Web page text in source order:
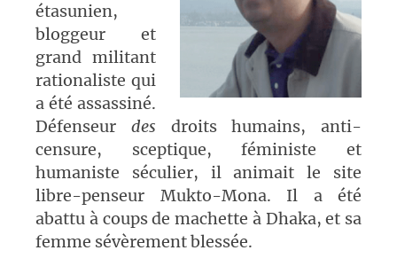
étasunien,
bloggeur et
grand militant
rationaliste qui
a été assassiné.
Défenseur des droits humains, anti-
censure, sceptique, féministe et
humaniste séculier, il animait le site
libre-penseur Mukto-Mona. Il a été
abattu à coups de machette à Dhaka, et sa
femme sévèrement blessée.